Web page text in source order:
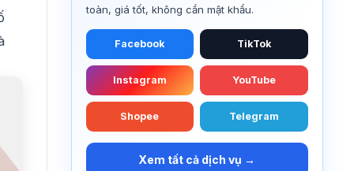
toàn, giá tốt, không cần mật khẩu.
Facebook TikTok
Instagram YouTube
Shopee Telegram
Xem tất cả dịch vụ →